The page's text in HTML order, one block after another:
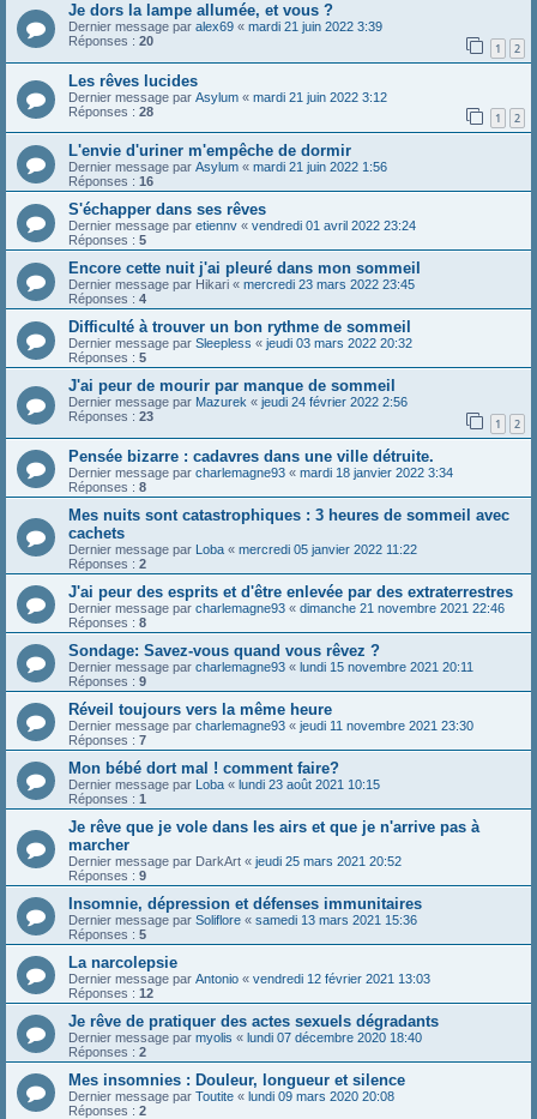
Je dors la lampe allumée, et vous ?
Dernier message par alex69 « mardi 21 juin 2022 3:39
Réponses : 20 1 2
Les rêves lucides
Dernier message par Asylum « mardi 21 juin 2022 3:12
Réponses : 28 1 2
L'envie d'uriner m'empêche de dormir
Dernier message par Asylum « mardi 21 juin 2022 1:56
Réponses : 16
S'échapper dans ses rêves
Dernier message par etiennv « vendredi 01 avril 2022 23:24
Réponses : 5
Encore cette nuit j'ai pleuré dans mon sommeil
Dernier message par Hikari « mercredi 23 mars 2022 23:45
Réponses : 4
Difficulté à trouver un bon rythme de sommeil
Dernier message par Sleepless « jeudi 03 mars 2022 20:32
Réponses : 5
J'ai peur de mourir par manque de sommeil
Dernier message par Mazurek « jeudi 24 février 2022 2:56
Réponses : 23 1 2
Pensée bizarre : cadavres dans une ville détruite.
Dernier message par charlemagne93 « mardi 18 janvier 2022 3:34
Réponses : 8
Mes nuits sont catastrophiques : 3 heures de sommeil avec
cachets
Dernier message par Loba « mercredi 05 janvier 2022 11:22
Réponses : 2
J'ai peur des esprits et d'être enlevée par des extraterrestres
Dernier message par charlemagne93 « dimanche 21 novembre 2021 22:46
Réponses : 8
Sondage: Savez-vous quand vous rêvez ?
Dernier message par charlemagne93 « lundi 15 novembre 2021 20:11
Réponses : 9
Réveil toujours vers la même heure
Dernier message par charlemagne93 « jeudi 11 novembre 2021 23:30
Réponses : 7
Mon bébé dort mal ! comment faire?
Dernier message par Loba « lundi 23 août 2021 10:15
Réponses : 1
Je rêve que je vole dans les airs et que je n'arrive pas à
marcher
Dernier message par DarkArt « jeudi 25 mars 2021 20:52
Réponses : 9
Insomnie, dépression et défenses immunitaires
Dernier message par Soliflore « samedi 13 mars 2021 15:36
Réponses : 5
La narcolepsie
Dernier message par Antonio « vendredi 12 février 2021 13:03
Réponses : 12
Je rêve de pratiquer des actes sexuels dégradants
Dernier message par myolis « lundi 07 décembre 2020 18:40
Réponses : 2
Mes insomnies : Douleur, longueur et silence
Dernier message par Toutite « lundi 09 mars 2020 20:08
Réponses : 2